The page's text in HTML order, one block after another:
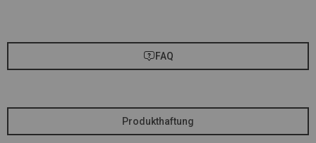
FAQ
Produkthaftung